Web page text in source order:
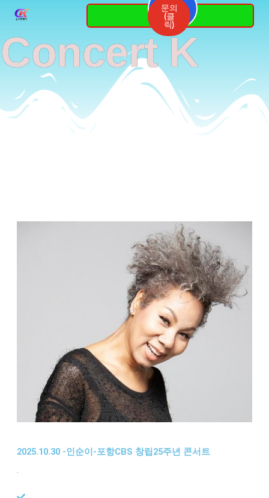
content
Concert K
3764-
7337
문의
(클
릭)
2025.10.30 -인순이-포항CBS 창립25주년 콘서트
.